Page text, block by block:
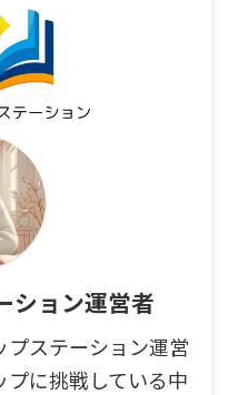
ション運営者
プステーション運営
に挑戦している中